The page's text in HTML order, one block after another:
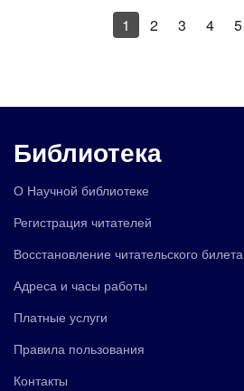
1 2 3 4 5
Библиотека
О Научной библиотеке
Регистрация читателей
Восстановление читательского билета
Адреса и часы работы
Платные услуги
Правила пользования
Контакты